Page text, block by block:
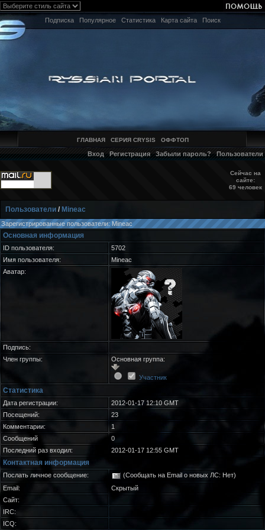
Подписка Популярное Статистика Карта сайта Поиск
ГЛАВНАЯ СЕРИЯ CRYSIS ОФФТОП
Вход Регистрация Забыли пароль? Пользователи
Сейчас на
сайте:
69 человек
Пользователи / Mineac
Зарегистрированные пользователи: Mineac
Основная информация
ID пользователя:
5702
Имя пользователя:
Mineac
Аватар:
Подпись:
Член группы:
Основная группа:
Участник
Статистика
Дата регистрации:
2012-01-17 12:10 GMT
Посещений:
23
Комментарии:
1
Сообщений
0
Последний раз входил:
2012-01-17 12:55 GMT
Контактная информация
Послать личное сообщение:
(Сообщать на Email о новых ЛС: Нет)
Email:
Скрытый
Сайт:
IRC:
ICQ: